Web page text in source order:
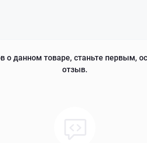
о данном товаре, станьте первым,
отзыв.